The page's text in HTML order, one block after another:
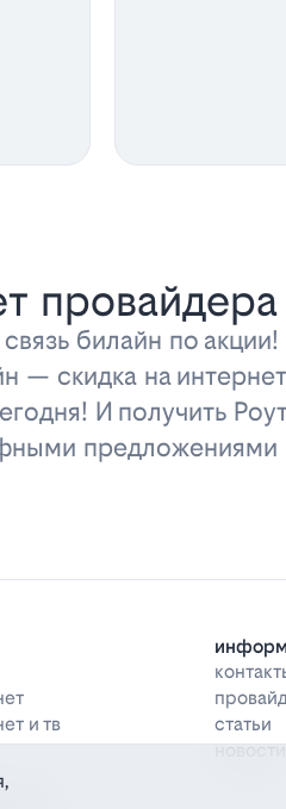
билайн по
— скидка на
И получить
предложениями
и тв
статьи
новости